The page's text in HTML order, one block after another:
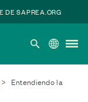
DE SAPREA.ORG
> Entendiendo la